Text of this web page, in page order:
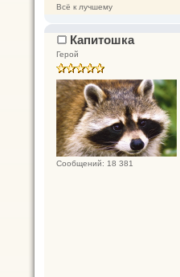
Всё к лучшему
Капитошка
Герой
Сообщений: 18 381